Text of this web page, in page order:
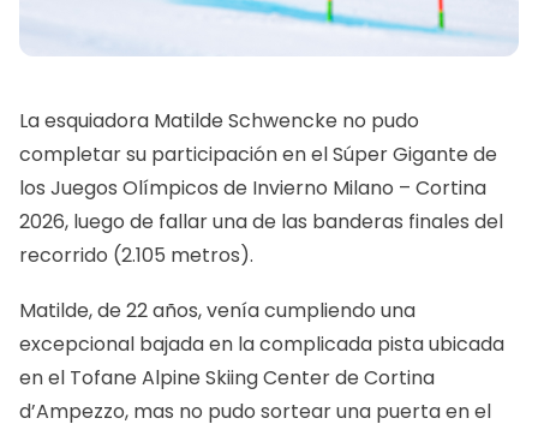
La esquiadora Matilde Schwencke no pudo
completar su participación en el Súper Gigante de
los Juegos Olímpicos de Invierno Milano – Cortina
2026, luego de fallar una de las banderas finales del
recorrido (2.105 metros).
Matilde, de 22 años, venía cumpliendo una
excepcional bajada en la complicada pista ubicada
en el Tofane Alpine Skiing Center de Cortina
d’Ampezzo, mas no pudo sortear una puerta en el